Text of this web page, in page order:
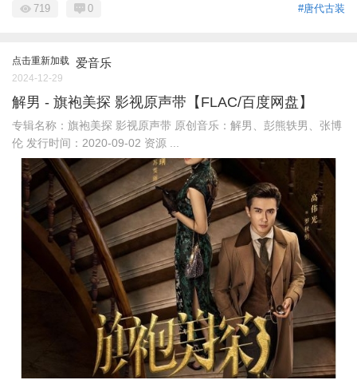
#唐代古装
719 0
点击重新加载 爱音乐
2024-12-29
解男 - 旗袍美探 影视原声带【FLAC/百度网盘】
专辑名称：旗袍美探 影视原声带 原创音乐：解男、彭熊轶男、张博
伦 发行时间：2020-09-02 资源 ...